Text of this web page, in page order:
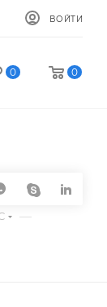
ВОЙТИ
0 0
—